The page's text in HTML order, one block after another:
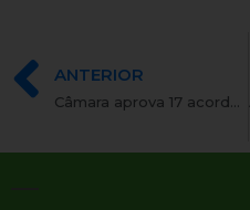
ANTERIOR
Câmara aprova 17 acordos internacionais nesta segunda-feira